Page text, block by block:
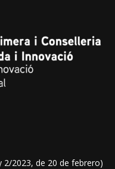
2/2023, de 20 de febrero)